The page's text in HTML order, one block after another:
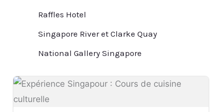
Raffles Hotel
Singapore River et Clarke Quay
National Gallery Singapore